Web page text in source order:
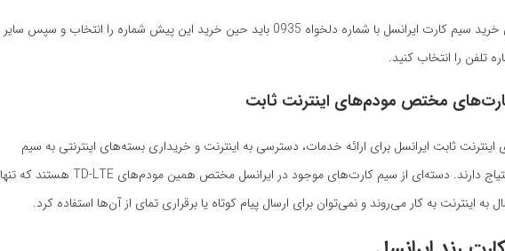
شما برای خرید سیم کارت ایرانسل با شماره دلخواه 0935 باید حین خرید این پیش شماره را انتخاب و سپس سایر
تلفن را انتخاب کنید.
مختص مودم‌های اینترنت ثابت
ثابت ایرانسل برای ارائه خدمات، دسترسی به اینترنت و خریداری بسته‌های اینترنتی به سیم
کارت احتیاج دارند. دسته‌ای از سیم‌ کارت‌های موجود در ایرانسل مختص همین مودم‌های TD-LTE هستند که تنها
به اینترنت به کار می‌روند و نمی‌توان برای ارسال پیام کوتاه یا برقراری تمای از آن‌ها استفاده کرد.